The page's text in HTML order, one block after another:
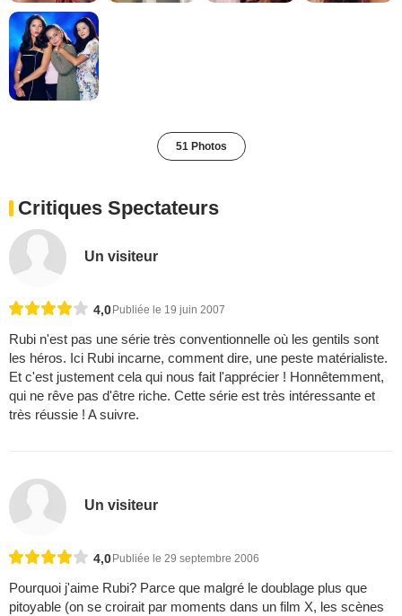
51 Photos
Critiques Spectateurs
Un visiteur
4,0Publiée le 19 juin 2007
Rubi n'est pas une série très conventionnelle où les gentils sont
les héros. Ici Rubi incarne, comment dire, une peste matérialiste.
Et c'est justement cela qui nous fait l'apprécier ! Honnêtemment,
qui ne rêve pas d'être riche. Cette série est très intéressante et
très réussie ! A suivre.
Un visiteur
4,0Publiée le 29 septembre 2006
Pourquoi j'aime Rubi? Parce que malgré le doublage plus que
pitoyable (on se croirait par moments dans un film X, les scènes